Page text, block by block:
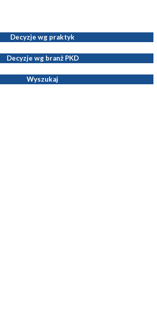
Decyzje wg praktyk
Decyzje wg branż PKD
Wyszukaj